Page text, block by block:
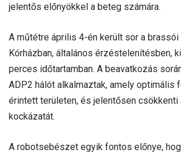
jelentős előnyökkel a beteg számára.
A műtétre április 4-én került sor a brassói
Kórházban, általános érzéstelenítésben,
perces időtartamban. A beavatkozás
ADP2 hálót alkalmaztak, amely
érintett területen, és jelentősen csökkenti
kockázatát.
A robotsebészet egyik fontos előnye,